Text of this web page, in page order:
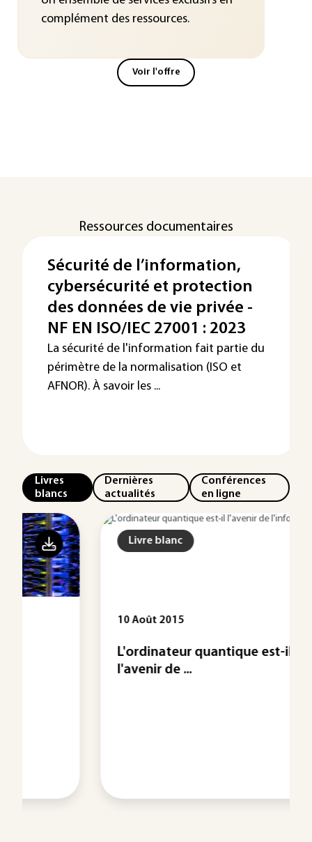
complément des ressources.
Voir l'offre
Ressources documentaires
Sécurité de l’information,
cybersécurité et protection
des données de vie privée -
NF EN ISO/IEC 27001 : 2023
La sécurité de l'information fait partie du
périmètre de la normalisation (ISO et
AFNOR). À savoir les ...
Livres
blancs
Dernières
actualités
Conférences
en ligne
Livre blanc
L'ordinateur quantique est-il
l'avenir de ...